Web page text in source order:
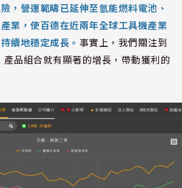
，營運範疇已延伸至氫能燃料電池、
業，使百德在近兩年全球工具機產業
續地穩定成長。 事實上，我們關注到
品組合就有顯著的增長，帶動獲利的